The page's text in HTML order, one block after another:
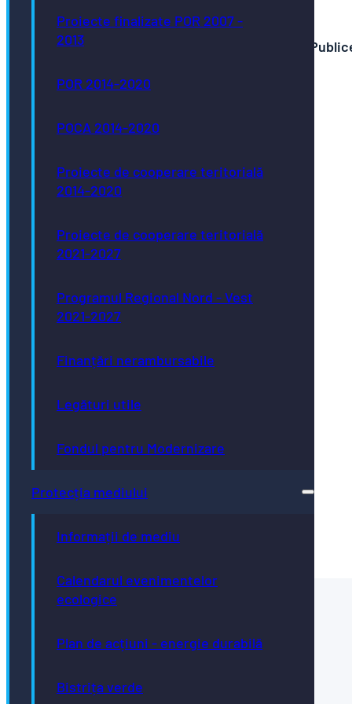
Proiecte finalizate POR 2007 -
2013
POR 2014-2020
POCA 2014-2020
Proiecte de cooperare teritorială
2014-2020
Proiecte de cooperare teritorială
2021-2027
Programul Regional Nord - Vest
2021-2027
Finanțări nerambursabile
Legături utile
Fondul pentru Modernizare
Protecția mediului
Informații de mediu
Calendarul evenimentelor
ecologice
Plan de acțiuni - energie durabilă
Bistrița verde
Direcţia Juridică, Resurse Umane, Achiziții
0263-223923
0263-223923
bruo@primariabistrita.ro
0263-223923
0263-223923
economic@primariabistrita.ro
Sediu
Str. Gheorghe Șincai nr.2, 420041